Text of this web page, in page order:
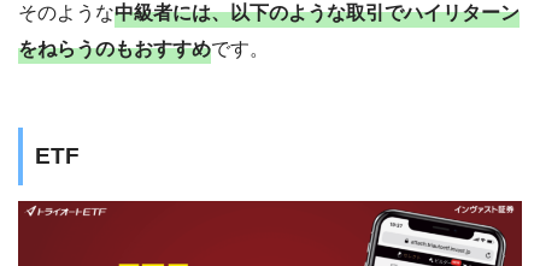
そのような中級者には、以下のような取引でハイリターン
をねらうのもおすすめです。
ETF